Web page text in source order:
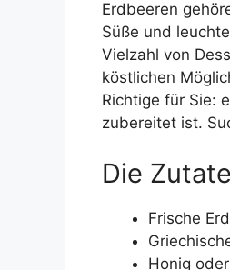
Erdbeeren
Süße und
Vielzahl von
köstlichen
Richtige für Sie:
zubereitet ist.
Die
Frische
Honig